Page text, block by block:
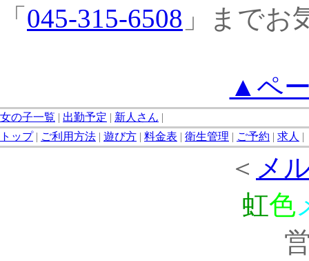
「 045-315-6508 」までお
▲ペ
女の子一覧 | 出勤予定 | 新人さん |
トップ| ご利用方法 | 遊び方 | 料金表 | 衛生管理 | ご予約 | 求人 |
＜ メ
虹色